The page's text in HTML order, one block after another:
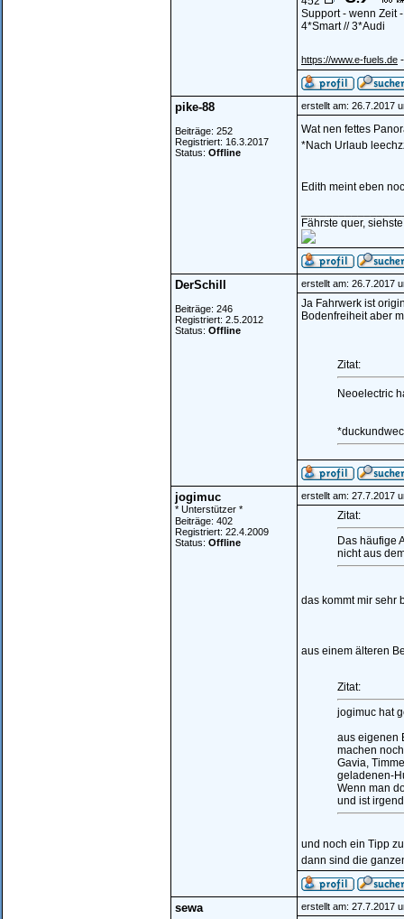
Support - wenn Zeit
4*Smart // 3*Audi
https://www.e-fuels.de
pike-88
Beiträge: 252
Registriert: 16.3.2017
Status: Offline
erstellt am: 26.7.2017
Wat nen fettes
*Nach Urlaub
Edith meint eben
Fährste quer,
DerSchill
Beiträge: 246
Registriert: 2.5.2012
Status: Offline
erstellt am: 26.7.2017
Ja Fahrwerk ist
Bodenfreiheit aber
Zitat:
Neoelectric
jogimuc
* Unterstützer *
Beiträge: 402
Registriert: 22.4.2009
Status: Offline
erstellt am: 27.7.2017
Zitat:
Das häufige
nicht aus
das kommt mir sehr
aus einem älteren
Zitat:
jogimuc hat
aus eigenen
machen
Gavia,
geladenen-
Wenn man
und ist
und noch ein Tipp
dann sind die
sewa erstellt am: 27.7.2017